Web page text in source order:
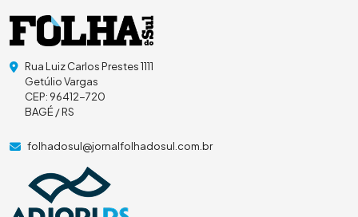
Rua Luiz Carlos Prestes 1111
Getúlio Vargas
CEP: 96412-720
BAGÉ / RS
folhadosul@jornalfolhadosul.com.br